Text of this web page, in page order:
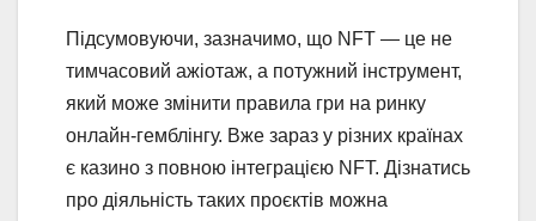
Підсумовуючи, зазначимо, що NFT — це не
тимчасовий ажіотаж, а потужний інструмент,
який може змінити правила гри на ринку
онлайн-гемблінгу. Вже зараз у різних країнах
є казино з повною інтеграцією NFT. Дізнатись
про діяльність таких проєктів можна